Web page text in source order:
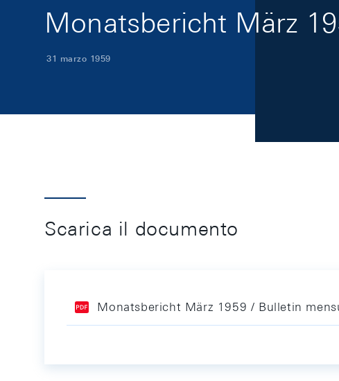
Monatsbericht März
31 marzo 1959
Scarica il documento
Monatsbericht März 1959 / Bulletin